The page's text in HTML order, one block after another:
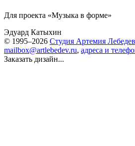
Для проекта «Музыка в форме»
Эдуард Катыхин
© 1995–2026 Студия Артемия
mailbox@artlebedev.ru, адреса и
Заказать дизайн...